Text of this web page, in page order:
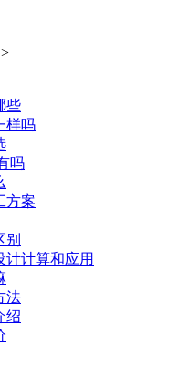
>
些
样吗
吗
方案
别
计计算和应用
法
绍